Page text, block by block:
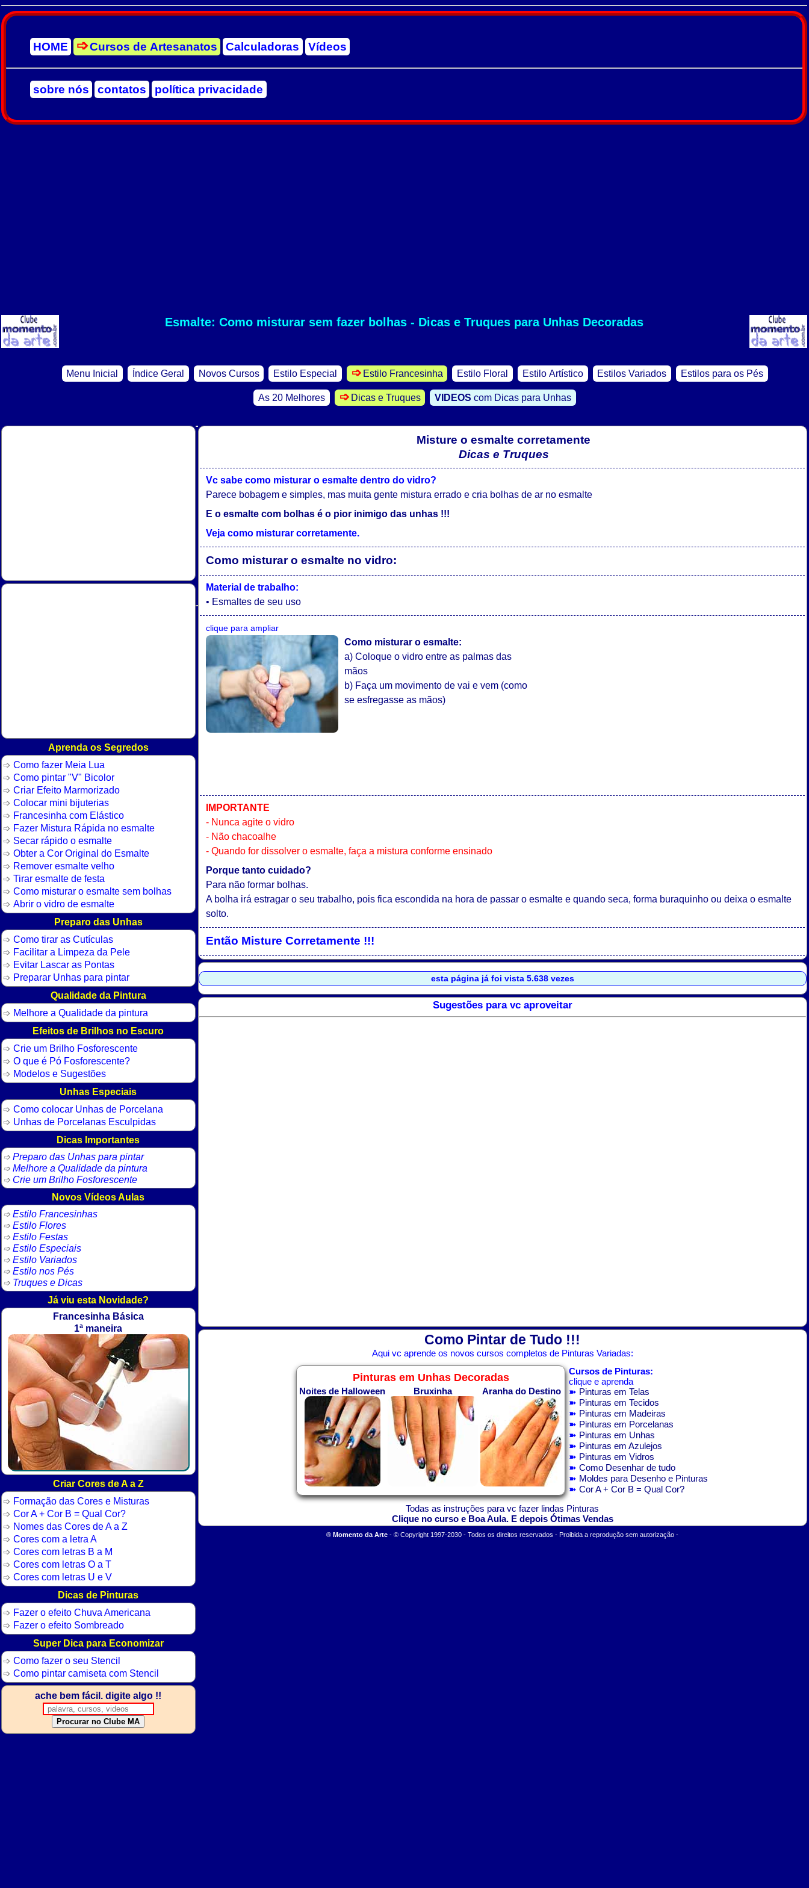
HOME Cursos de Artesanatos Calculadoras Vídeos
sobre nós contatos política privacidade
Esmalte: Como misturar sem fazer bolhas - Dicas e Truques para Unhas Decoradas
Menu Inicial
Índice Geral Novos Cursos Estilo Especial Estilo Francesinha Estilo Floral Estilo Artístico Estilos Variados Estilos para os Pés
As 20 Melhores Dicas e Truques VIDEOS com Dicas para Unhas
Misture o esmalte corretamente
Dicas e Truques
Vc sabe como misturar o esmalte dentro do vidro?
Parece bobagem e simples, mas muita gente mistura errado e cria bolhas de ar no esmalte
E o esmalte com bolhas é o pior inimigo das unhas !!!
Veja como misturar corretamente.
Como misturar o esmalte no vidro:
Material de trabalho:
• Esmaltes de seu uso
clique para ampliar
Como misturar o esmalte:
a) Coloque o vidro entre as palmas das
mãos
b) Faça um movimento de vai e vem (como
se esfregasse as mãos)
IMPORTANTE
- Nunca agite o vidro
- Não chacoalhe
- Quando for dissolver o esmalte, faça a mistura conforme ensinado
Porque tanto cuidado?
Para não formar bolhas.
A bolha irá estragar o seu trabalho, pois fica escondida na hora de passar o esmalte e quando seca, forma buraquinho ou deixa o esmalte
solto.
Então Misture Corretamente !!!
esta página já foi vista 5.638 vezes
Sugestões para vc aproveitar
Como Pintar de Tudo !!!
Aqui vc aprende os novos cursos completos de Pinturas Variadas:
Pinturas em Unhas Decoradas
Noites de Halloween Bruxinha Aranha do Destino
Cursos de Pinturas:
clique e aprenda
➽ Pinturas em Telas
➽ Pinturas em Tecidos
➽ Pinturas em Madeiras
➽ Pinturas em Porcelanas
➽ Pinturas em Unhas
➽ Pinturas em Azulejos
➽ Pinturas em Vidros
➽Como Desenhar de tudo
➽ Moldes para Desenho e Pinturas
➽Cor A + Cor B = Qual Cor?
Todas as instruções para vc fazer lindas Pinturas
Clique no curso e Boa Aula. E depois Ótimas Vendas
®Momento da Arte -© Copyright 1997-2030 - Todos os direitos reservados - Proibida a reprodução sem autorização -
Aprenda os Segredos
Como fazer Meia Lua
Como pintar "V" Bicolor
Criar Efeito Marmorizado
Colocar mini bijuterias
Francesinha com Elástico
Fazer Mistura Rápida no esmalte
Secar rápido o esmalte
Obter a Cor Original do Esmalte
Remover esmalte velho
Tirar esmalte de festa
Como misturar o esmalte sem bolhas
Abrir o vidro de esmalte
Preparo das Unhas
Como tirar as Cutículas
Facilitar a Limpeza da Pele
Evitar Lascar as Pontas
Preparar Unhas para pintar
Qualidade da Pintura
Melhore a Qualidade da pintura
Efeitos de Brilhos no Escuro
Crie um Brilho Fosforescente
O que é Pó Fosforescente?
Modelos e Sugestões
Unhas Especiais
Como colocar Unhas de Porcelana
Unhas de Porcelanas Esculpidas
Dicas Importantes
Preparo das Unhas para pintar
Melhore a Qualidade da pintura
Crie um Brilho Fosforescente
Novos Vídeos Aulas
Estilo Francesinhas
Estilo Flores
Estilo Festas
Estilo Especiais
Estilo Variados
Estilo nos Pés
Truques e Dicas
Já viu esta Novidade?
Francesinha Básica
1ª maneira
Criar Cores de A a Z
Formação das Cores e Misturas
Cor A + Cor B = Qual Cor?
Nomes das Cores de A a Z
Cores com a letra A
Cores com letras B a M
Cores com letras O a T
Cores com letras U e V
Dicas de Pinturas
Fazer o efeito Chuva Americana
Fazer o efeito Sombreado
Super Dica para Economizar
Como fazer o seu Stencil
Como pintar camiseta com Stencil
ache bem fácil. digite algo !!
Procurar no Clube MA